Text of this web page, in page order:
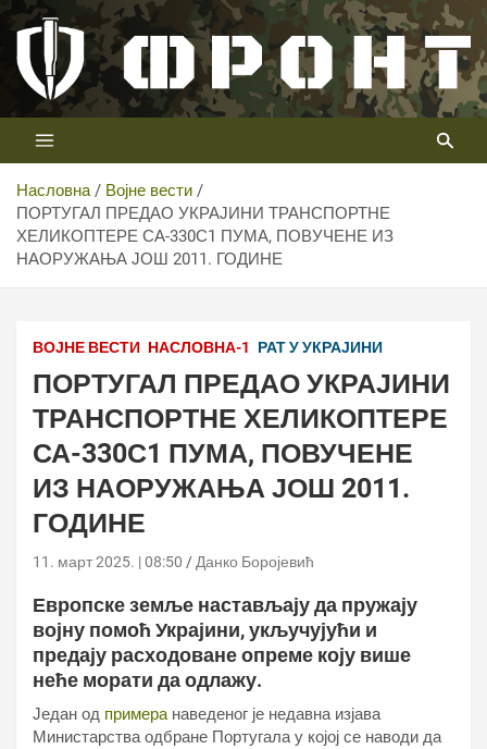
Скип
цонтент
Телевизија ФРОНТ
Први војни канал у Србији
Насловна
Војне вести
ПОРТУГАЛ ПРЕДАО УКРАЈИНИ ТРАНСПОРТНЕ
ХЕЛИКОПТЕРЕ СА-330С1 ПУМА, ПОВУЧЕНЕ ИЗ
НАОРУЖАЊА ЈОШ 2011. ГОДИНЕ
ВОЈНЕ ВЕСТИ НАСЛОВНА-1 РАТ У УКРАЈИНИ
ПОРТУГАЛ ПРЕДАО УКРАЈИНИ
ТРАНСПОРТНЕ ХЕЛИКОПТЕРЕ
СА-330С1 ПУМА, ПОВУЧЕНЕ
ИЗ НАОРУЖАЊА ЈОШ 2011.
ГОДИНЕ
11. март 2025. | 08:50 Данко Боројевић
Европске земље настављају да пружају
војну помоћ Украјини, укључујући и
предају расходоване опреме коју више
неће морати да одлажу.
Један од примера наведеног је недавна изјава
Министарства одбране Португала у којој се наводи да